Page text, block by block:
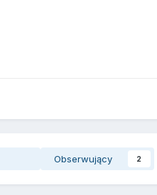
Obserwujący 2